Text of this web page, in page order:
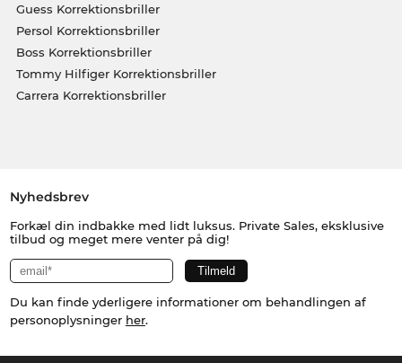
Guess Korrektionsbriller
Persol Korrektionsbriller
Boss Korrektionsbriller
Tommy Hilfiger Korrektionsbriller
Carrera Korrektionsbriller
Nyhedsbrev
Forkæl din indbakke med lidt luksus. Private Sales, eksklusive
tilbud og meget mere venter på dig!
Du kan finde yderligere informationer om behandlingen af
personoplysninger her.